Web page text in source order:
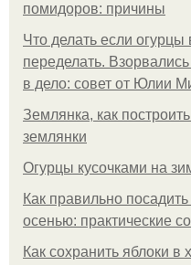
помидоров: причины
Что делать если огурцы
переделать.
в дело: совет от Юлии
Землянка, как
землянки
Огурцы кусочками на
Как правильно
осенью: практические
Как сохранить яблоки в